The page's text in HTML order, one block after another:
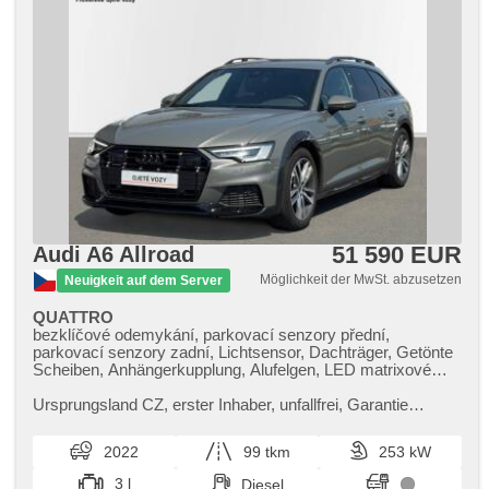
Audi A6 Allroad
Neuigkeit auf dem Server
51 590 EUR
Möglichkeit der MwSt. abzusetzen
QUATTRO
bezklíčové odemykání, parkovací senzory přední,
parkovací senzory zadní, Lichtsensor, Dachträger, Getönte
Scheiben, Anhängerkupplung, Alufelgen, LED matrixové
ostřikovačů čelního skla, Zentralverriegelung,
přístrojový štít, roletky na zadních oknech, isofix,
automatikparken, asistent stability přívěsu (TSA),
Überwachung der Ermüdung des Fahrers, volba jízdního
Ursprungsland CZ,​ erster Inhaber,​ unfallfrei,​ Garantie
2022 99 tkm
253 kW
3 l
Diesel